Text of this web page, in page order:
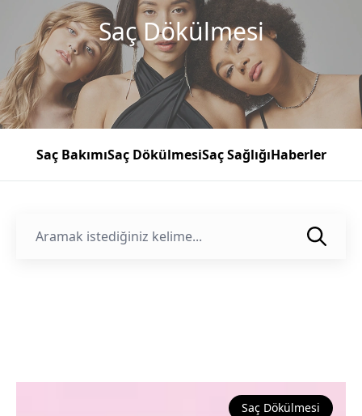
Saç Dökülmesi
Saç BakımıSaç DökülmesiSaç SağlığıHaberler
Saç Dökülmesi